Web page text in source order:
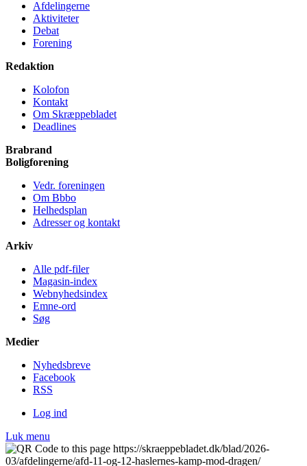
Afdelingerne
Aktiviteter
Debat
Forening
Redaktion
Kolofon
Kontakt
Om Skræppe­bladet
Deadlines
Brabrand
Bolig­forening
Vedr. foreningen
Om Bbbo
Helheds­plan
Adresser og kontakt
Arkiv
Alle pdf-filer
Magasin-index
Webnyhedsindex
Emne-ord
Søg
Medier
Nyheds­breve
Facebook
RSS
Log ind
Luk menu